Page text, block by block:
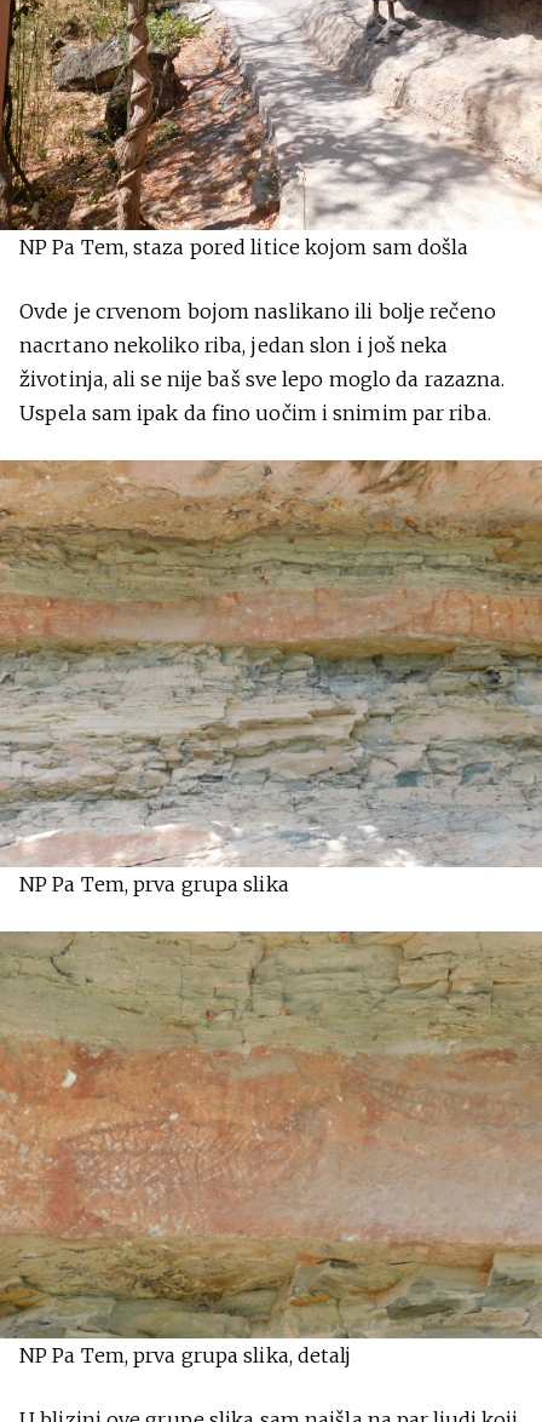
NP Pa Tem, staza pored litice kojom sam došla
Ovde je crvenom bojom naslikano ili bolje rečeno
nacrtano nekoliko riba, jedan slon i još neka
životinja, ali se nije baš sve lepo moglo da razazna.
Uspela sam ipak da fino uočim i snimim par riba.
NP Pa Tem, prva grupa slika
NP Pa Tem, prva grupa slika, detalj